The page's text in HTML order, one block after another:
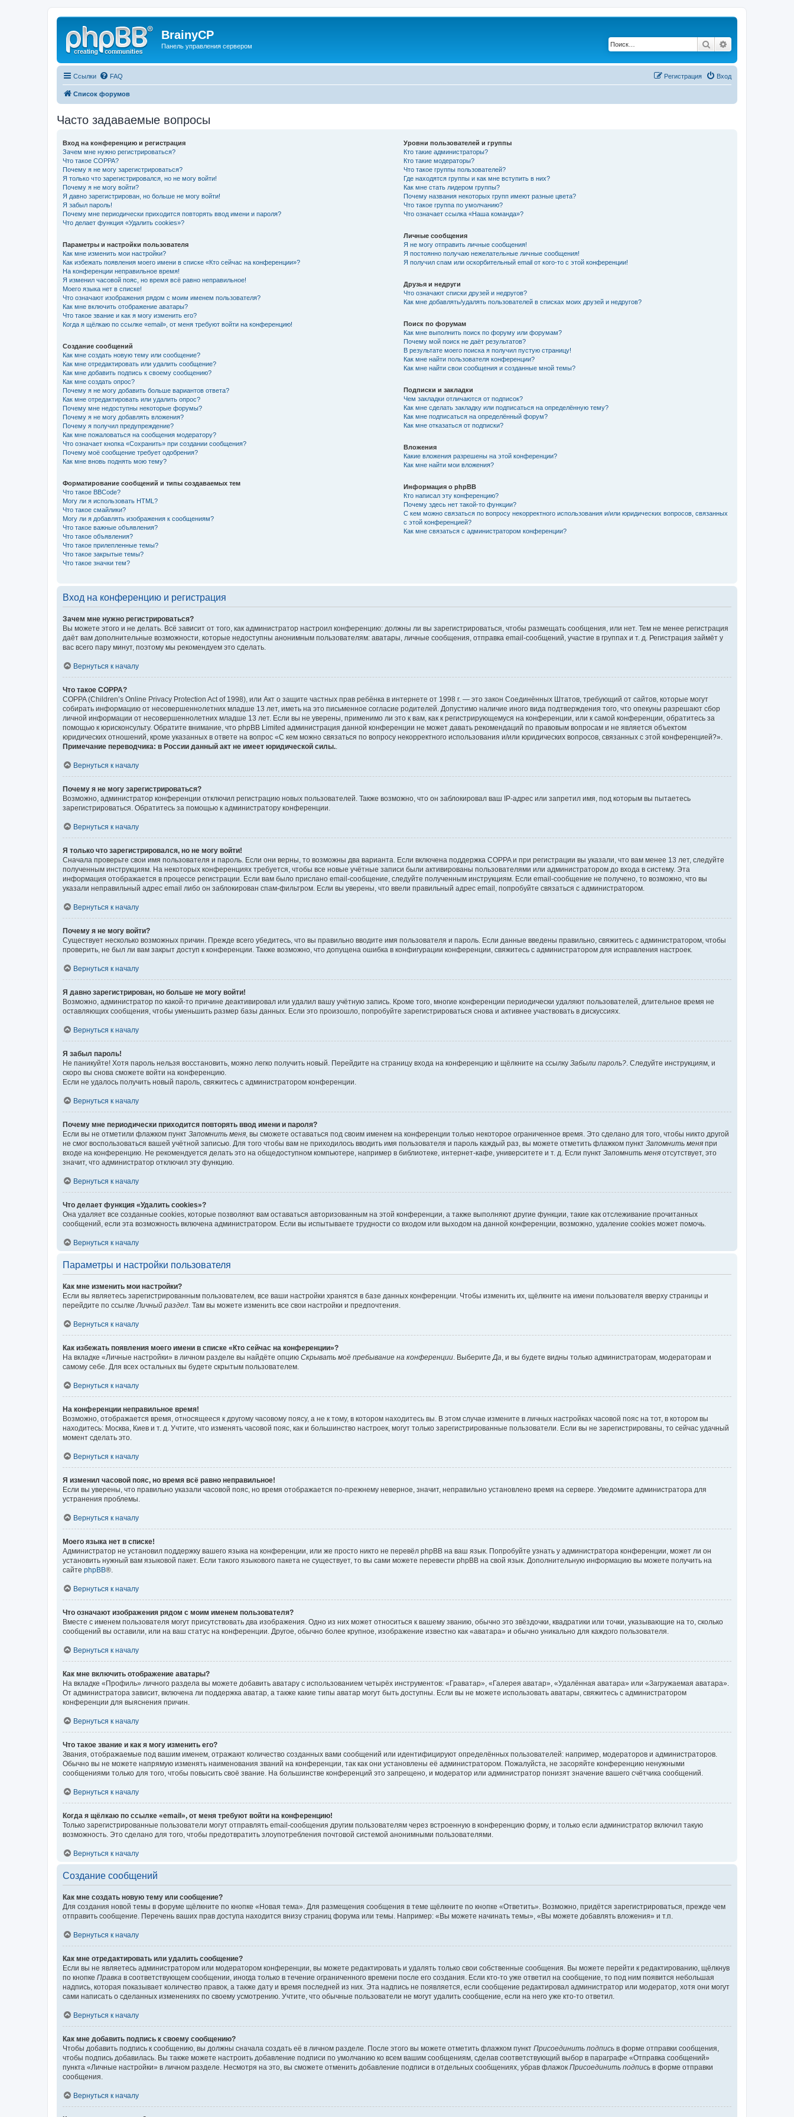
BrainyCP
Панель управления сервером Поиск
Ссылки FAQ Вход
Регистрация
Список форумов
Часто задаваемые вопросы
Вход на конференцию и регистрация
Зачем мне нужно регистрироваться?
Что такое COPPA?
Почему я не могу зарегистрироваться?
Я только что зарегистрировался, но не могу войти!
Почему я не могу войти?
Я давно зарегистрирован, но больше не могу войти!
Я забыл пароль!
Почему мне периодически приходится повторять ввод имени и пароля?
Что делает функция «Удалить cookies»?
Параметры и настройки пользователя
Как мне изменить мои настройки?
Как избежать появления моего имени в списке «Кто сейчас на конференции»?
На конференции неправильное время!
Я изменил часовой пояс, но время всё равно неправильное!
Моего языка нет в списке!
Что означают изображения рядом с моим именем пользователя?
Как мне включить отображение аватары?
Что такое звание и как я могу изменить его?
Когда я щёлкаю по ссылке «email», от меня требуют войти на конференцию!
Создание сообщений
Как мне создать новую тему или сообщение?
Как мне отредактировать или удалить сообщение?
Как мне добавить подпись к своему сообщению?
Как мне создать опрос?
Почему я не могу добавить больше вариантов ответа?
Как мне отредактировать или удалить опрос?
Почему мне недоступны некоторые форумы?
Почему я не могу добавлять вложения?
Почему я получил предупреждение?
Как мне пожаловаться на сообщения модератору?
Что означает кнопка «Сохранить» при создании сообщения?
Почему моё сообщение требует одобрения?
Как мне вновь поднять мою тему?
Форматирование сообщений и типы создаваемых тем
Что такое BBCode?
Могу ли я использовать HTML?
Что такое смайлики?
Могу ли я добавлять изображения к сообщениям?
Что такое важные объявления?
Что такое объявления?
Что такое прилепленные темы?
Что такое закрытые темы?
Что такое значки тем?
Уровни пользователей и группы
Кто такие администраторы?
Кто такие модераторы?
Что такое группы пользователей?
Где находятся группы и как мне вступить в них?
Как мне стать лидером группы?
Почему названия некоторых групп имеют разные цвета?
Что такое группа по умолчанию?
Что означает ссылка «Наша команда»?
Личные сообщения
Я не могу отправить личные сообщения!
Я постоянно получаю нежелательные личные сообщения!
Я получил спам или оскорбительный email от кого-то с этой конференции!
Друзья и недруги
Что означают списки друзей и недругов?
Как мне добавлять/удалять пользователей в списках моих друзей и недругов?
Поиск по форумам
Как мне выполнить поиск по форуму или форумам?
Почему мой поиск не даёт результатов?
В результате моего поиска я получил пустую страницу!
Как мне найти пользователя конференции?
Как мне найти свои сообщения и созданные мной темы?
Подписки и закладки
Чем закладки отличаются от подписок?
Как мне сделать закладку или подписаться на определённую тему?
Как мне подписаться на определённый форум?
Как мне отказаться от подписки?
Вложения
Какие вложения разрешены на этой конференции?
Как мне найти мои вложения?
Информация о phpBB
Кто написал эту конференцию?
Почему здесь нет такой-то функции?
С кем можно связаться по вопросу некорректного использования и/или юридических вопросов, связанных
с этой конференцией?
Как мне связаться с администратором конференции?
Вход на конференцию и регистрация
Зачем мне нужно регистрироваться?
Вы можете этого и не делать. Всё зависит от того, как администратор настроил конференцию: должны ли вы зарегистрироваться, чтобы размещать сообщения, или нет. Тем не менее регистрация
даёт вам дополнительные возможности, которые недоступны анонимным пользователям: аватары, личные сообщения, отправка email-сообщений, участие в группах и т. д. Регистрация займёт у
вас всего пару минут, поэтому мы рекомендуем это сделать.
Вернуться к началу
Что такое COPPA?
COPPA (Children’s Online Privacy Protection Act of 1998), или Акт о защите частных прав ребёнка в интернете от 1998 г. — это закон Соединённых Штатов, требующий от сайтов, которые могут
собирать информацию от несовершеннолетних младше 13 лет, иметь на это письменное согласие родителей. Допустимо наличие иного вида подтверждения того, что опекуны разрешают сбор
личной информации от несовершеннолетних младше 13 лет. Если вы не уверены, применимо ли это к вам, как к регистрирующемуся на конференции, или к самой конференции, обратитесь за
помощью к юрисконсульту. Обратите внимание, что phpBB Limited администрация данной конференции не может давать рекомендаций по правовым вопросам и не является объектом
юридических отношений, кроме указанных в ответе на вопрос «С кем можно связаться по вопросу некорректного использования и/или юридических вопросов, связанных с этой конференцией?».
Примечание переводчика: в России данный акт не имеет юридической силы.
Вернуться к началу
Почему я не могу зарегистрироваться?
Возможно, администратор конференции отключил регистрацию новых пользователей. Также возможно, что он заблокировал ваш IP-адрес или запретил имя, под которым вы пытаетесь
зарегистрироваться. Обратитесь за помощью к администратору конференции.
Вернуться к началу
Я только что зарегистрировался, но не могу войти!
Сначала проверьте свои имя пользователя и пароль. Если они верны, то возможны два варианта. Если включена поддержка COPPA и при регистрации вы указали, что вам менее 13 лет, следуйте
полученным инструкциям. На некоторых конференциях требуется, чтобы все новые учётные записи были активированы пользователями или администратором до входа в систему. Эта
информация отображается в процессе регистрации. Если вам было прислано email-сообщение, следуйте полученным инструкциям. Если email-сообщение не получено, то возможно, что вы
указали неправильный адрес email либо он заблокирован спам-фильтром. Если вы уверены, что ввели правильный адрес email, попробуйте связаться с администратором.
Вернуться к началу
Почему я не могу войти?
Существует несколько возможных причин. Прежде всего убедитесь, что вы правильно вводите имя пользователя и пароль. Если данные введены правильно, свяжитесь с администратором, чтобы
проверить, не был ли вам закрыт доступ к конференции. Также возможно, что допущена ошибка в конфигурации конференции, свяжитесь с администратором для исправления настроек.
Вернуться к началу
Я давно зарегистрирован, но больше не могу войти!
Возможно, администратор по какой-то причине деактивировал или удалил вашу учётную запись. Кроме того, многие конференции периодически удаляют пользователей, длительное время не
оставляющих сообщения, чтобы уменьшить размер базы данных. Если это произошло, попробуйте зарегистрироваться снова и активнее участвовать в дискуссиях.
Вернуться к началу
Я забыл пароль!
Не паникуйте! Хотя пароль нельзя восстановить, можно легко получить новый. Перейдите на страницу входа на конференцию и щёлкните на ссылку Забыли пароль? . Следуйте инструкциям, и
скоро вы снова сможете войти на конференцию.
Если не удалось получить новый пароль, свяжитесь с администратором конференции.
Вернуться к началу
Почему мне периодически приходится повторять ввод имени и пароля?
Если вы не отметили флажком пункт Запомнить меня , вы сможете оставаться под своим именем на конференции только некоторое ограниченное время. Это сделано для того, чтобы никто другой
не смог воспользоваться вашей учётной записью. Для того чтобы вам не приходилось вводить имя пользователя и пароль каждый раз, вы можете отметить флажком пункт Запомнить меня при
входе на конференцию. Не рекомендуется делать это на общедоступном компьютере, например в библиотеке, интернет-кафе, университете и т. д. Если пункт Запомнить меня отсутствует, это
значит, что администратор отключил эту функцию.
Вернуться к началу
Что делает функция «Удалить cookies»?
Она удаляет все созданные cookies, которые позволяют вам оставаться авторизованным на этой конференции, а также выполняют другие функции, такие как отслеживание прочитанных
сообщений, если эта возможность включена администратором. Если вы испытываете трудности со входом или выходом на данной конференции, возможно, удаление cookies может помочь.
Вернуться к началу
Параметры и настройки пользователя
Как мне изменить мои настройки?
Если вы являетесь зарегистрированным пользователем, все ваши настройки хранятся в базе данных конференции. Чтобы изменить их, щёлкните на имени пользователя вверху страницы и
перейдите по ссылке Личный раздел . Там вы можете изменить все свои настройки и предпочтения.
Вернуться к началу
Как избежать появления моего имени в списке «Кто сейчас на конференции»?
На вкладке «Личные настройки» в личном разделе вы найдёте опцию Скрывать моё пребывание на конференции . Выберите Да , и вы будете видны только администраторам, модераторам и
самому себе. Для всех остальных вы будете скрытым пользователем.
Вернуться к началу
На конференции неправильное время!
Возможно, отображается время, относящееся к другому часовому поясу, а не к тому, в котором находитесь вы. В этом случае измените в личных настройках часовой пояс на тот, в котором вы
находитесь: Москва, Киев и т. д. Учтите, что изменять часовой пояс, как и большинство настроек, могут только зарегистрированные пользователи. Если вы не зарегистрированы, то сейчас удачный
момент сделать это.
Вернуться к началу
Я изменил часовой пояс, но время всё равно неправильное!
Если вы уверены, что правильно указали часовой пояс, но время отображается по-прежнему неверное, значит, неправильно установлено время на сервере. Уведомите администратора для
устранения проблемы.
Вернуться к началу
Моего языка нет в списке!
Администратор не установил поддержку вашего языка на конференции, или же просто никто не перевёл phpBB на ваш язык. Попробуйте узнать у администратора конференции, может ли он
установить нужный вам языковой пакет. Если такого языкового пакета не существует, то вы сами можете перевести phpBB на свой язык. Дополнительную информацию вы можете получить на
сайте phpBB®.
Вернуться к началу
Что означают изображения рядом с моим именем пользователя?
Вместе с именем пользователя могут присутствовать два изображения. Одно из них может относиться к вашему званию, обычно это звёздочки, квадратики или точки, указывающие на то, сколько
сообщений вы оставили, или на ваш статус на конференции. Другое, обычно более крупное, изображение известно как «аватара» и обычно уникально для каждого пользователя.
Вернуться к началу
Как мне включить отображение аватары?
На вкладке «Профиль» личного раздела вы можете добавить аватару с использованием четырёх инструментов: «Граватар», «Галерея аватар», «Удалённая аватара» или «Загружаемая аватара».
От администратора зависит, включена ли поддержка аватар, а также какие типы аватар могут быть доступны. Если вы не можете использовать аватары, свяжитесь с администратором
конференции для выяснения причин.
Вернуться к началу
Что такое звание и как я могу изменить его?
Звания, отображаемые под вашим именем, отражают количество созданных вами сообщений или идентифицируют определённых пользователей: например, модераторов и администраторов.
Обычно вы не можете напрямую изменять наименования званий на конференции, так как они установлены её администратором. Пожалуйста, не засоряйте конференцию ненужными
сообщениями только для того, чтобы повысить своё звание. На большинстве конференций это запрещено, и модератор или администратор понизят значение вашего счётчика сообщений.
Вернуться к началу
Когда я щёлкаю по ссылке «email», от меня требуют войти на конференцию!
Только зарегистрированные пользователи могут отправлять email-сообщения другим пользователям через встроенную в конференцию форму, и только если администратор включил такую
возможность. Это сделано для того, чтобы предотвратить злоупотребления почтовой системой анонимными пользователями.
Вернуться к началу
Создание сообщений
Как мне создать новую тему или сообщение?
Для создания новой темы в форуме щёлкните по кнопке «Новая тема». Для размещения сообщения в теме щёлкните по кнопке «Ответить». Возможно, придётся зарегистрироваться, прежде чем
отправить сообщение. Перечень ваших прав доступа находится внизу страниц форума или темы. Например: «Вы можете начинать темы», «Вы можете добавлять вложения» и т.п.
Вернуться к началу
Как мне отредактировать или удалить сообщение?
Если вы не являетесь администратором или модератором конференции, вы можете редактировать и удалять только свои собственные сообщения. Вы можете перейти к редактированию, щёлкнув
по кнопке Правка в соответствующем сообщении, иногда только в течение ограниченного времени после его создания. Если кто-то уже ответил на сообщение, то под ним появится небольшая
надпись, которая показывает количество правок, а также дату и время последней из них. Эта надпись не появляется, если сообщение редактировал администратор или модератор, хотя они могут
сами написать о сделанных изменениях по своему усмотрению. Учтите, что обычные пользователи не могут удалить сообщение, если на него уже кто-то ответил.
Вернуться к началу
Как мне добавить подпись к своему сообщению?
Чтобы добавить подпись к сообщению, вы должны сначала создать её в личном разделе. После этого вы можете отметить флажком пункт Присоединить подпись в форме отправки сообщения,
чтобы подпись добавилась. Вы также можете настроить добавление подписи по умолчанию ко всем вашим сообщениям, сделав соответствующий выбор в параграфе «Отправка сообщений»
пункта «Личные настройки» в личном разделе. Несмотря на это, вы сможете отменить добавление подписи в отдельных сообщениях, убрав флажок Присоединить подпись в форме отправки
сообщения.
Вернуться к началу